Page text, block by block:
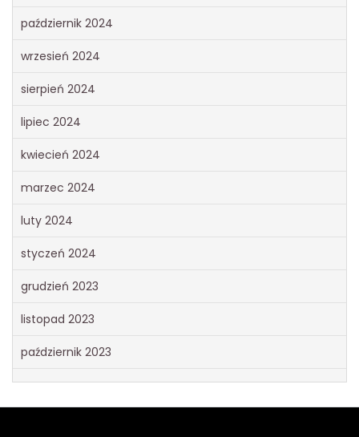
październik 2024
wrzesień 2024
sierpień 2024
lipiec 2024
kwiecień 2024
marzec 2024
luty 2024
styczeń 2024
grudzień 2023
listopad 2023
październik 2023